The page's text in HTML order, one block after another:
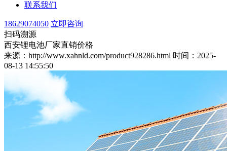
联系我们
18629074050 立即咨询
扫码溯源
西安锂电池厂家直销价格
来源：http://www.xahnld.com/product928286.html 时间：2025-
08-13 14:55:50